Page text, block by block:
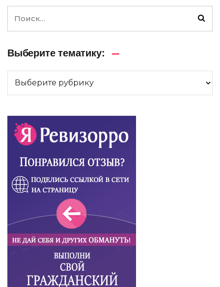
Выберите тематику: